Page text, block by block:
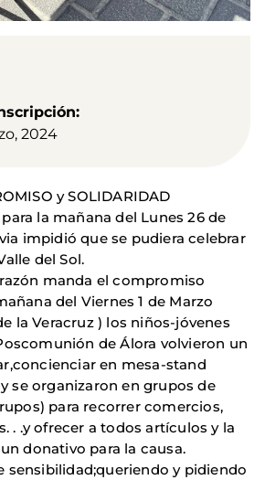
2024
y SOLIDARIDAD
la mañana del Lunes 26 de
impidió que se pudiera celebrar
del Sol.
manda el compromiso
del Viernes 1 de Marzo
la Veracruz ) los niños-jóvenes
de Álora volvieron un
en mesa-stand
se organizaron en grupos de
para recorrer comercios,
. .y ofrecer a todos artículos y la
donativo para la causa.
sensibilidad;queriendo y pidiendo